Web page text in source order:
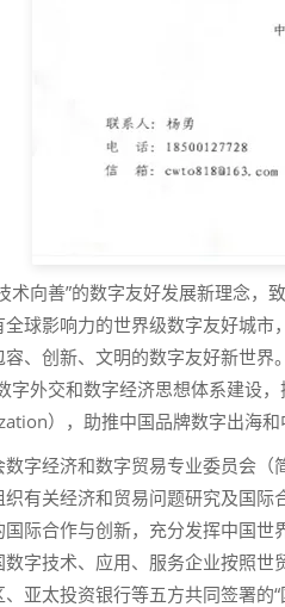
术向善”的数字友好发展新理念
球影响力的世界级数字友好城市
、创新、文明的数字友好新世界
字外交和数字经济思想体系建设
），助推中国品牌数字出海和
字经济和数字贸易专业委员会（
有关经济和贸易问题研究及国
际合作与创新，充分发挥中国
字技术、应用、服务企业按照
亚太投资银行等五方共同签署的